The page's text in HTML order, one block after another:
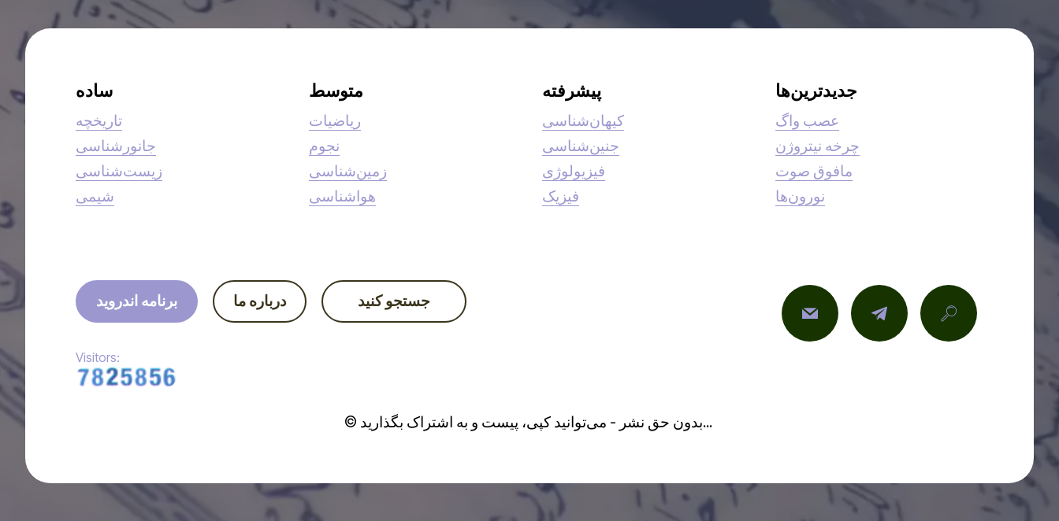
ساده
تاریخچه
جانورشناسی
زیست‌شناسی
شیمی
متوسط
ریاضیات
نجوم
زمین‌شناسی
هواشناسی
پیشرفته
کیهان‌شناسی
جنین‌شناسی
فیزیولوژی
فیزیک
جدیدترین‌ها
عصب واگ
چرخه نیتروژن
مافوق صوت
نورون‌ها
برنامه اندروید درباره ما
Visitors:
© بدون حق نشر - می‌توانید کپی، پیست و به اشتراک بگذارید...